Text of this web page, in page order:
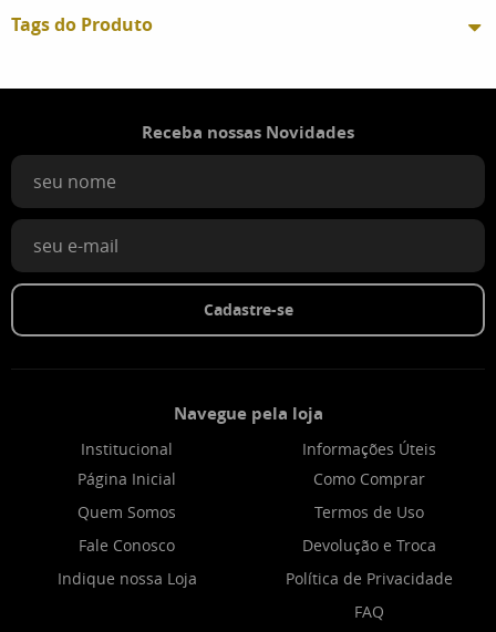
Tags do Produto
Receba nossas Novidades
Cadastre-se
Navegue pela loja
Institucional
Página Inicial
Quem Somos
Fale Conosco
Indique nossa Loja
Informações Úteis
Como Comprar
Termos de Uso
Devolução e Troca
Política de Privacidade
FAQ